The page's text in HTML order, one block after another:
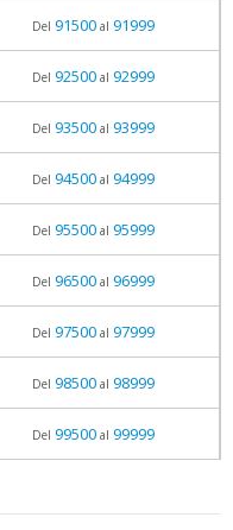
Del 91500al 91999
Del 92500al 92999
Del 93500al 93999
Del 94500al 94999
Del 95500al 95999
Del 96500al 96999
Del 97500al 97999
Del 98500al 98999
Del 99500al 99999